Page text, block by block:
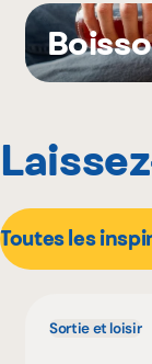
Toutes les
Sortie et loisir